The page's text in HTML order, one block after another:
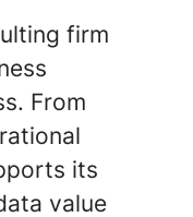
firm
From
its
value